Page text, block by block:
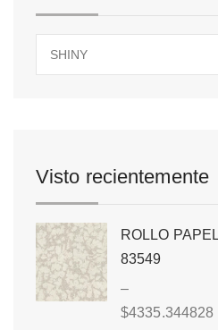
SHINY
Visto recientemente
ROLLO
83549
–
$4335.344828